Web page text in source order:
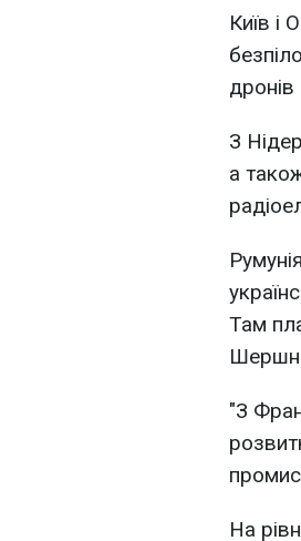
Київ і
З
а
Там
"З
На